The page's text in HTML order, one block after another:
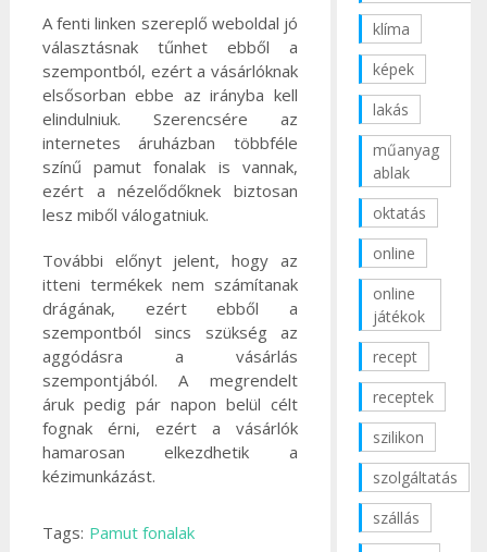
A fenti linken szereplő weboldal jó
választásnak tűnhet ebből a
szempontból, ezért a vásárlóknak
elsősorban ebbe az irányba kell
elindulniuk. Szerencsére az
internetes áruházban többféle
színű pamut fonalak is vannak,
ezért a nézelődőknek biztosan
lesz miből válogatniuk.
További előnyt jelent, hogy az
itteni termékek nem számítanak
drágának, ezért ebből a
szempontból sincs szükség az
aggódásra a vásárlás
szempontjából. A megrendelt
áruk pedig pár napon belül célt
fognak érni, ezért a vásárlók
hamarosan elkezdhetik a
kézimunkázást.
Tags: Pamut fonalak
klíma
képek
lakás
műanyag
ablak
oktatás
online
online
játékok
recept
receptek
szilikon
szolgáltatás
szállás